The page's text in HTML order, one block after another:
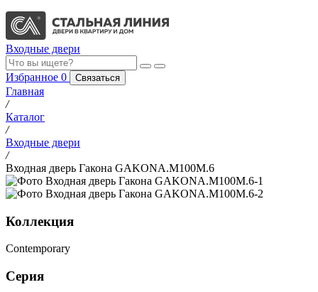
Входные двери
Избранное 0 Связаться
Главная
/
Каталог
/
Входные двери
/
Входная дверь Гакона GAKONA.M100M.6
Коллекция
Contemporary
Серия